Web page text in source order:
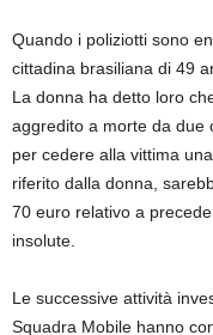
Quando i poliziotti sono
cittadina brasiliana di 49
La donna ha detto loro
aggredito a morte da due
per cedere alla vittima
riferito dalla donna,
70 euro relativo a
insolute.
Le successive attività
Squadra Mobile hanno